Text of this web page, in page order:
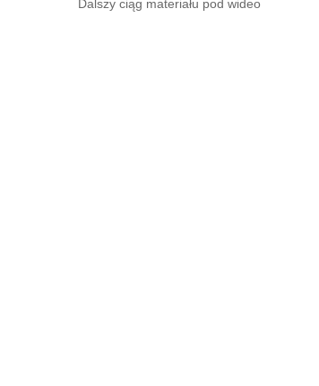
Dalszy ciąg materiału pod wideo